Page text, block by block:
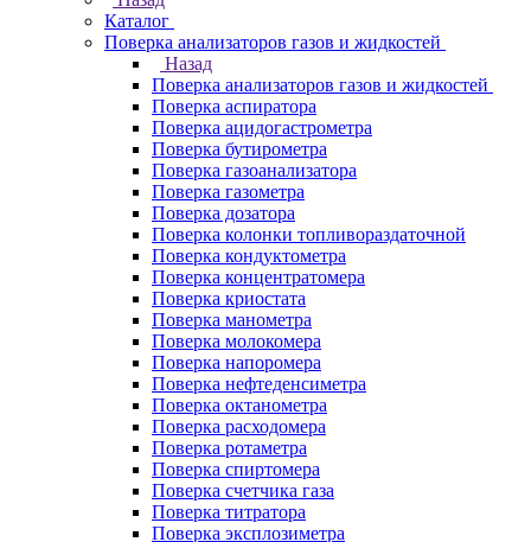
Каталог
Поверка анализаторов газов и жидкостей
Назад
Поверка анализаторов газов и жидкостей
Поверка аспиратора
Поверка ацидогастрометра
Поверка бутирометра
Поверка газоанализатора
Поверка газометра
Поверка дозатора
Поверка колонки топливораздаточной
Поверка кондуктометра
Поверка концентратомера
Поверка криостата
Поверка манометра
Поверка молокомера
Поверка напоромера
Поверка нефтеденсиметра
Поверка октанометра
Поверка расходомера
Поверка ротаметра
Поверка спиртомера
Поверка счетчика газа
Поверка титратора
Поверка эксплозиметра